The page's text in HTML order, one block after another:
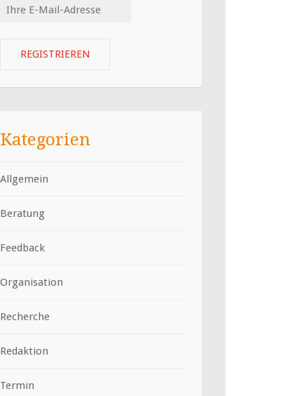
Kategorien
Allgemein
Beratung
Feedback
Organisation
Recherche
Redaktion
Termin